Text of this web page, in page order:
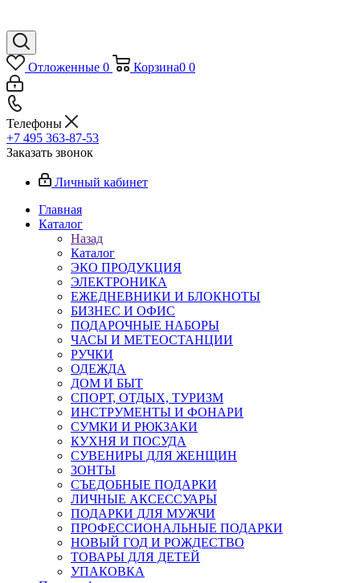
Отложенные 0 Корзина0 0
Телефоны
+7 495 363-87-53
Заказать звонок
Личный кабинет
Главная
Каталог
Назад
Каталог
ЭКО ПРОДУКЦИЯ
ЭЛЕКТРОНИКА
ЕЖЕДНЕВНИКИ И БЛОКНОТЫ
БИЗНЕС И ОФИС
ПОДАРОЧНЫЕ НАБОРЫ
ЧАСЫ И МЕТЕОСТАНЦИИ
РУЧКИ
ОДЕЖДА
ДОМ И БЫТ
СПОРТ, ОТДЫХ, ТУРИЗМ
ИНСТРУМЕНТЫ И ФОНАРИ
СУМКИ И РЮКЗАКИ
КУХНЯ И ПОСУДА
СУВЕНИРЫ ДЛЯ ЖЕНЩИН
ЗОНТЫ
СЪЕДОБНЫЕ ПОДАРКИ
ЛИЧНЫЕ АКСЕССУАРЫ
ПОДАРКИ ДЛЯ МУЖЧИ
ПРОФЕССИОНАЛЬНЫЕ ПОДАРКИ
НОВЫЙ ГОД И РОЖДЕСТВО
ТОВАРЫ ДЛЯ ДЕТЕЙ
УПАКОВКА